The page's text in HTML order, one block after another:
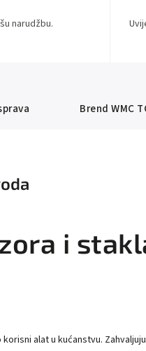
narudžbu.
Brend WMC
i
alat u kućanstvu.